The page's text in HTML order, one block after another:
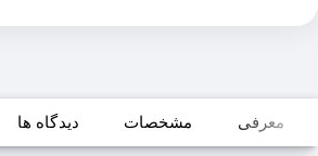
معرفی مشخصات دیدگاه ها